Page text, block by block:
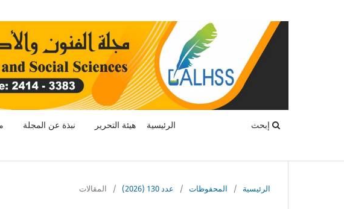
الرئيسية هيئة التحرير نبذة عن المجلة إبحث
الرئيسية / المحفوظات / عدد 130 (2026) / المقالات